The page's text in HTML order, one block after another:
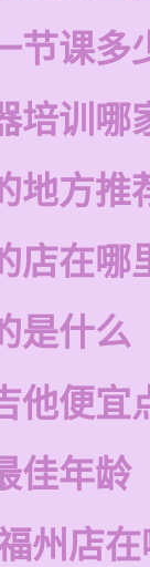
节课多
培训哪
地方推
店在哪
是什么
他便宜
佳年龄
州店